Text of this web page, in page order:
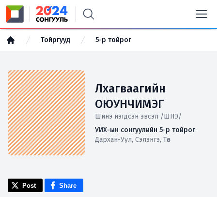
Тойргууд 5-р тойрог
Лхагваагийн
ОЮУНЧИМЭГ
Шинэ нэгдсэн эвсэл /ШНЭ/
УИХ-ын сонгуулийн 5-р тойрог
Дархан-Уул, Сэлэнгэ, Төв
Post Share